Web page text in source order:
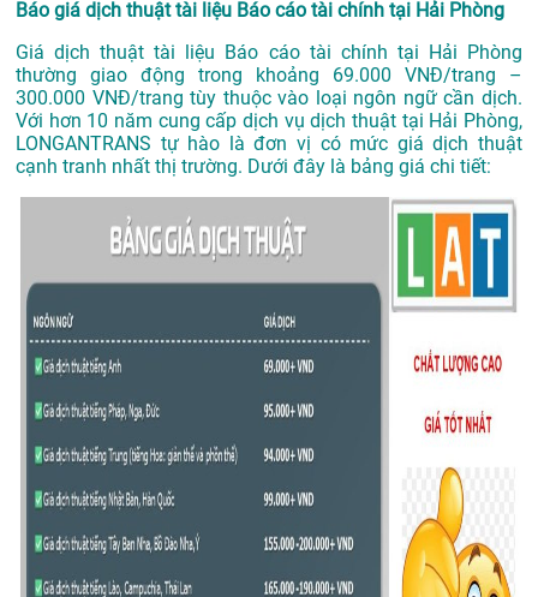
Báo giá dịch thuật tài liệu Báo cáo tài chính tại Hải Phòng
Giá dịch thuật tài liệu Báo cáo tài chính tại Hải Phòng
thường giao động trong khoảng 69.000 VNĐ/trang –
300.000 VNĐ/trang tùy thuộc vào loại ngôn ngữ cần dịch.
Với hơn 10 năm cung cấp dịch vụdịch thuật tại Hải Phòng,
LONGANTRANS tự hào là đơn vị có mức giá dịch thuật
cạnh tranh nhất thị trường. Dưới đây là bảng giá chi tiết: